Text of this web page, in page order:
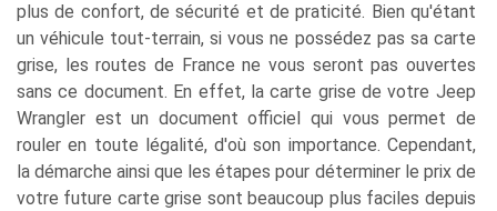
plus de confort, de sécurité et de praticité. Bien qu'étant
un véhicule tout-terrain, si vous ne possédez pas sa carte
grise, les routes de France ne vous seront pas ouvertes
sans ce document. En effet, la carte grise de votre Jeep
Wrangler est un document officiel qui vous permet de
rouler en toute légalité, d'où son importance. Cependant,
la démarche ainsi que les étapes pour déterminer le prix de
votre future carte grise sont beaucoup plus faciles depuis